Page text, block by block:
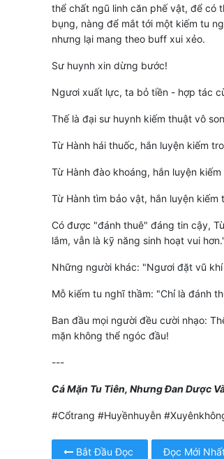
thể chất ngũ linh căn phế vật, để có
bụng, nàng để mắt tới một kiếm tu
nhưng lại mang theo buff xui xẻo.
Sư huynh xin dừng bước!
Ngươi xuất lực, ta bỏ tiền - hợp tác
Thế là đại sư huynh kiếm thuật vô
Từ Hành hái thuốc, hắn luyện kiếm
Từ Hành đào khoáng, hắn luyện
Từ Hành tìm bảo vật, hắn luyện
Có được "đánh thuê" đáng tin cậy,
lắm, vẫn là kỹ năng sinh hoạt vui
Những người khác: "Ngươi đặt vũ
Mỗ kiếm tu nghĩ thầm: "Chỉ là đánh
Ban đầu mọi người đều cười nhạo:
mặn không thể ngóc đầu!
---
Cá Mặn Tu Tiên, Nhưng Đan Dược
#Cổtrang #Huyềnhuyễn
Bắt Đầu Đọc Đọc Mới